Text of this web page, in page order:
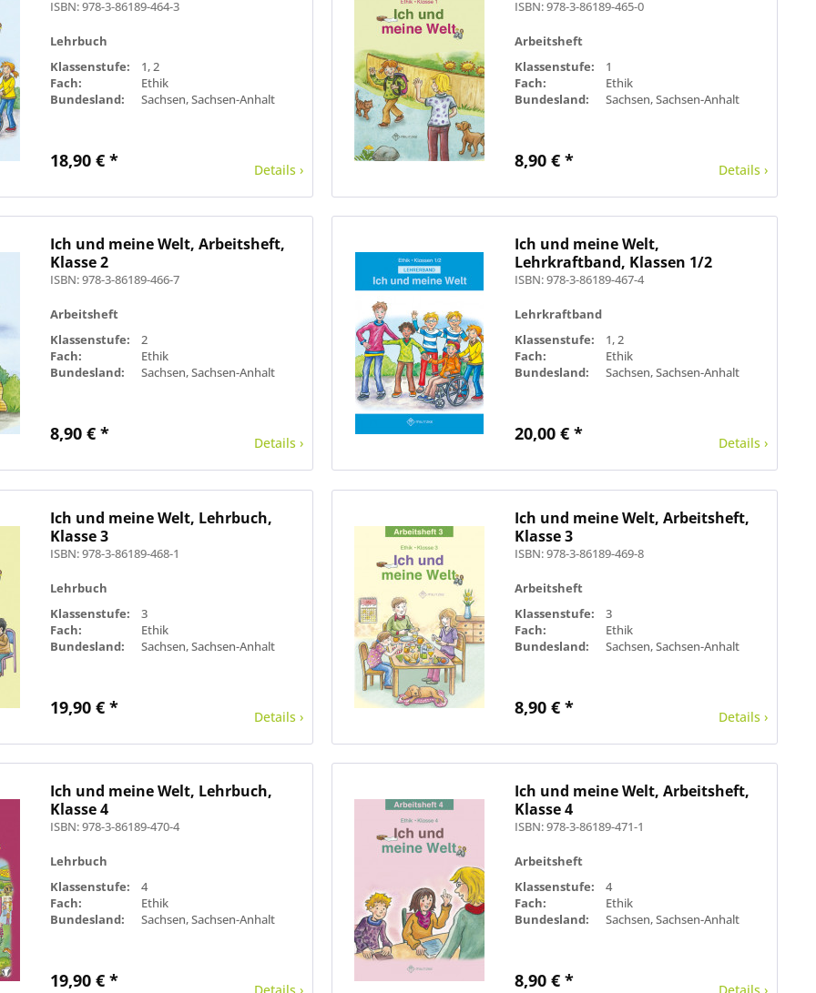
ISBN: 978-3-86189-464-3
Lehrbuch
Klassenstufe:
1, 2
Fach:
Ethik
Bundesland:
Sachsen, Sachsen-Anhalt
18,90 € * Details ›
ISBN: 978-3-86189-465-0
Arbeitsheft
Klassenstufe:
1
Fach:
Ethik
Bundesland:
Sachsen, Sachsen-Anhalt
8,90 € * Details ›
Ich und meine Welt, Arbeitsheft,
Klasse 2
ISBN: 978-3-86189-466-7
Arbeitsheft
Klassenstufe:
2
Fach:
Ethik
Bundesland:
Sachsen, Sachsen-Anhalt
8,90 € * Details ›
Ich und meine Welt,
Lehrkraftband, Klassen 1/2
ISBN: 978-3-86189-467-4
Lehrkraftband
Klassenstufe:
1, 2
Fach:
Ethik
Bundesland:
Sachsen, Sachsen-Anhalt
20,00 € * Details ›
Ich und meine Welt, Lehrbuch,
Klasse 3
ISBN: 978-3-86189-468-1
Lehrbuch
Klassenstufe:
3
Fach:
Ethik
Bundesland:
Sachsen, Sachsen-Anhalt
19,90 € * Details ›
Ich und meine Welt, Arbeitsheft,
Klasse 3
ISBN: 978-3-86189-469-8
Arbeitsheft
Klassenstufe:
3
Fach:
Ethik
Bundesland:
Sachsen, Sachsen-Anhalt
8,90 € * Details ›
Ich und meine Welt, Lehrbuch,
Klasse 4
ISBN: 978-3-86189-470-4
Lehrbuch
Klassenstufe:
4
Fach:
Ethik
Bundesland:
Sachsen, Sachsen-Anhalt
19,90 € *
Ich und meine Welt, Arbeitsheft,
Klasse 4
ISBN: 978-3-86189-471-1
Arbeitsheft
Klassenstufe:
4
Fach:
Ethik
Bundesland:
Sachsen, Sachsen-Anhalt
8,90 € *